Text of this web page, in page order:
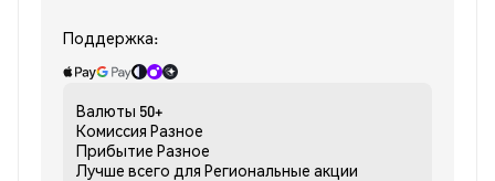
Поддержка:
Валюты 50+
Комиссия Разное
Прибытие Разное
Лучше всего для Региональные акции